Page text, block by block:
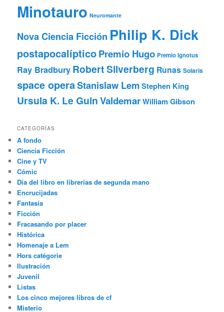
Minotauro Neuromante
Nova Ciencia Ficción Philip K. Dick
postapocalípticoPremio Hugo Premio Ignotus
Ray Bradbury Robert Silverberg Runas Solaris
space operaStanislaw Lem Stephen King
Ursula K. Le GuinValdemarWilliam Gibson
CATEGORÍAS
A fondo
Ciencia Ficción
Cine y TV
Cómic
Día del libro en librerías de segunda mano
Encrucijadas
Fantasía
Ficción
Fracasando por placer
Histórica
Homenaje a Lem
Hors catégorie
Ilustración
Juvenil
Listas
Los cinco mejores libros de cf
Misterio